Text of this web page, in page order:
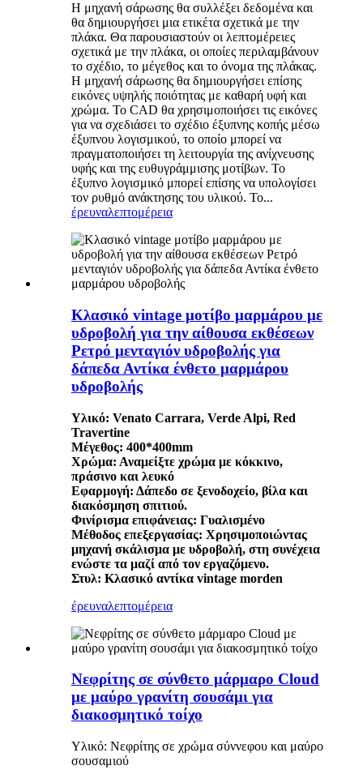
Η μηχανή σάρωσης θα συλλέξει δεδομένα και
θα δημιουργήσει μια ετικέτα σχετικά με την
πλάκα. Θα παρουσιαστούν οι λεπτομέρειες
σχετικά με την πλάκα, οι οποίες περιλαμβάνουν
το σχέδιο, το μέγεθος και το όνομα της πλάκας.
Η μηχανή σάρωσης θα δημιουργήσει επίσης
εικόνες υψηλής ποιότητας με καθαρή υφή και
χρώμα. Το CAD θα χρησιμοποιήσει τις εικόνες
για να σχεδιάσει το σχέδιο έξυπνης κοπής μέσω
έξυπνου λογισμικού, το οποίο μπορεί να
πραγματοποιήσει τη λειτουργία της ανίχνευσης
υφής και της ευθυγράμμισης μοτίβων. Το
έξυπνο λογισμικό μπορεί επίσης να υπολογίσει
τον ρυθμό ανάκτησης του υλικού. Το...
έρευναλεπτομέρεια
Κλασικό vintage μοτίβο μαρμάρου με
υδροβολή για την αίθουσα εκθέσεων
Ρετρό μενταγιόν υδροβολής για
δάπεδα Αντίκα ένθετο μαρμάρου
υδροβολής
Υλικό: Venato Carrara, Verde Alpi, Red
Travertine
Μέγεθος: 400*400mm
Χρώμα: Αναμείξτε χρώμα με κόκκινο,
πράσινο και λευκό
Εφαρμογή: Δάπεδο σε ξενοδοχείο, βίλα και
διακόσμηση σπιτιού.
Φινίρισμα επιφάνειας: Γυαλισμένο
Μέθοδος επεξεργασίας: Χρησιμοποιώντας
μηχανή σκάλισμα με υδροβολή, στη συνέχεια
ενώστε τα μαζί από τον εργαζόμενο.
Στυλ: Κλασικό αντίκα vintage morden
έρευναλεπτομέρεια
Νεφρίτης σε σύνθετο μάρμαρο Cloud
με μαύρο γρανίτη σουσάμι για
διακοσμητικό τοίχο
Υλικό: Νεφρίτης σε χρώμα σύννεφου και μαύρο
σουσαμιού